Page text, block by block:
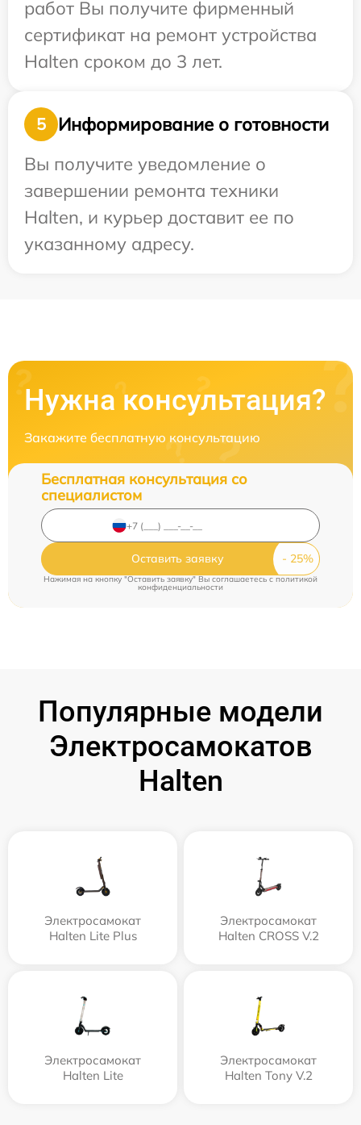
работ Вы получите фирменный
сертификат на ремонт устройства
Halten сроком до 3 лет.
5
Информирование о готовности
Вы получите уведомление о
завершении ремонта техники
Halten, и курьер доставит ее по
указанному адресу.
Нужна консультация?
Закажите бесплатную консультацию
Бесплатная консультация со
специалистом
Оставить заявку
Нажимая на кнопку "Оставить заявку" Вы соглашаетесь c политикой
конфиденциальности
Популярные модели
Электросамокатов
Halten
Электросамокат
Halten Lite Plus
Электросамокат
Halten CROSS V.2
Электросамокат
Halten Lite
Электросамокат
Halten Tony V.2